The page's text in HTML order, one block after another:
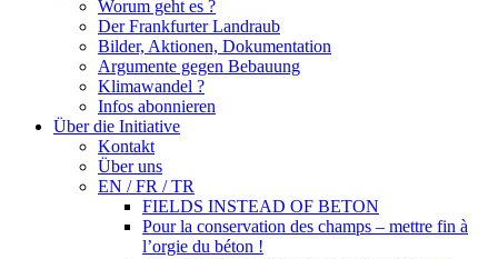
Worum geht es ?
Der Frankfurter Landraub
Bilder, Aktionen, Dokumentation
Argumente gegen Bebauung
Klimawandel ?
Infos abonnieren
Über die Initiative
Kontakt
Über uns
EN / FR / TR
FIELDS INSTEAD OF BETON
Pour la conservation des champs – mettre fin à
l’orgie du béton !